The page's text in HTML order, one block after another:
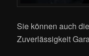
Sie können auch
Zuverlässigkeit